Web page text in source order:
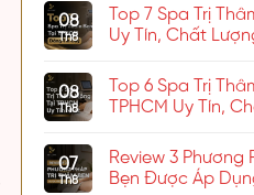
08
Th8
Top 7 Spa Trị
Uy Tín, Chất
bình
luận
ở
Spa
Trị
Thâm
08
Th8
Top 6 Spa Trị
TPHCM Uy Tín,
bình
luận
ở
07
Th8
Review 3 Phương
Bẹn Được Áp